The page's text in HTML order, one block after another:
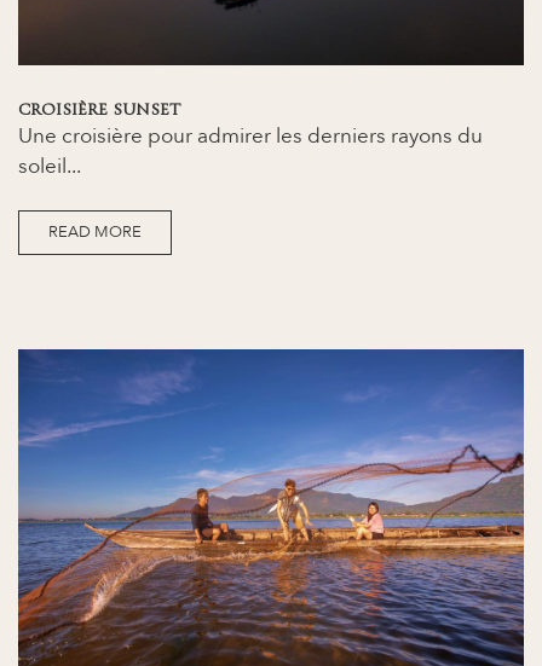
CROISIÈRE SUNSET
Une croisière pour admirer les derniers rayons du
soleil...
READ MORE